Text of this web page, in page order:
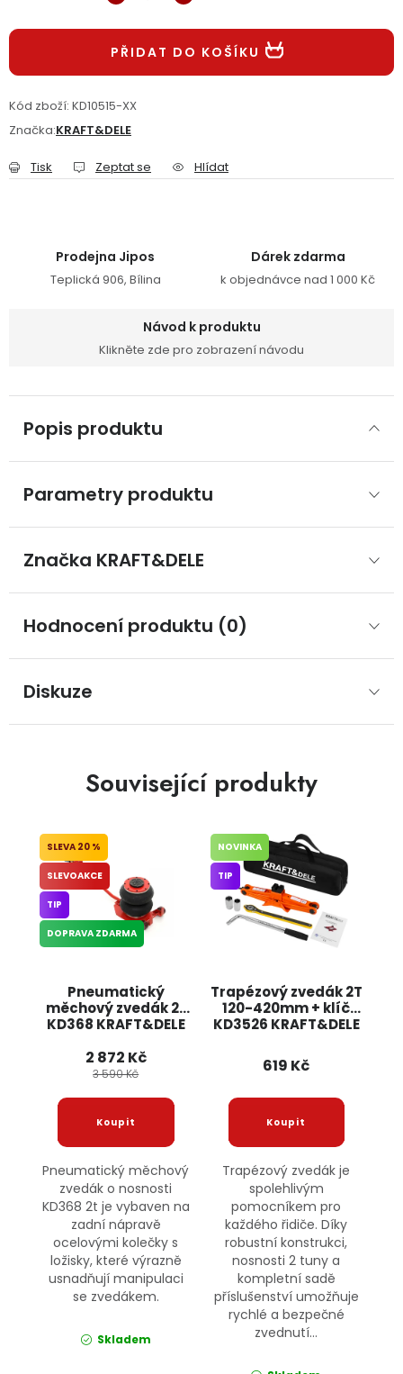
Reklamační formulář Odstoupení ve lhůtě 14 dní
Obchodní podmínky Reklamační řád
PŘIDAT DO KOŠÍKU
Kód zboží: KD10515-XX
Značka:KRAFT&DELE
Tisk Zeptat se Hlídat
Prodejna Jipos
Teplická 906, Bílina
Dárek zdarma
k objednávce nad 1 000 Kč
Návod k produktu
Klikněte zde pro zobrazení návodu
Popis produktu
Parametry produktu
Značka KRAFT&DELE
Hodnocení produktu (0)
Diskuze
Související produkty
Pneumatický
měchový zvedák 2t
KD368 KRAFT&DELE
20 %
SLEVOAKCE
TIP
DOPRAVA ZDARMA
2 872 Kč
3 590 Kč
Pneumatický měchový
zvedák o nosnosti
KD368 2t je vybaven na
zadní nápravě
ocelovými kolečky s
ložisky, které výrazně
usnadňují manipulaci
se zvedákem.
Skladem
Trapézový zvedák 2T
120-420mm + klíč
KD3526 KRAFT&DELE
NOVINKA
TIP
619 Kč
Trapézový zvedák je
spolehlivým
pomocníkem pro
každého řidiče. Díky
robustní konstrukci,
nosnosti 2 tuny a
kompletní sadě
příslušenství umožňuje
rychlé a bezpečné
zvednutí...